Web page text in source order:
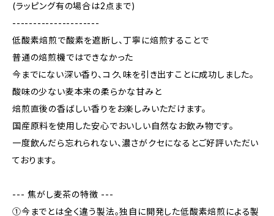
(ラッピング有の場合は2点まで)
---------------------
低酸素焙煎で酸素を遮断し、丁寧に焙煎することで
普通の焙煎機ではできなかった
今までにない深い香り、コク、味を引き出すことに成功しました。
酸味の少ない麦本来の柔らかな甘みと
焙煎直後の香ばしい香りをお楽しみいただけます。
国産原料を使用した安心でおいしい自然なお飲み物です。
一度飲んだら忘れられない、濃さがクセになるとご好評いただい
ております。
--- 焦がし麦茶の特徴 ---
①今までとは全く違う製法。独自に開発した低酸素焙煎による製